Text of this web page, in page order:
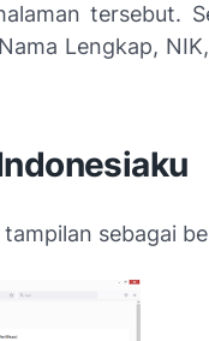
tersebut.
Lengkap,
sebagai